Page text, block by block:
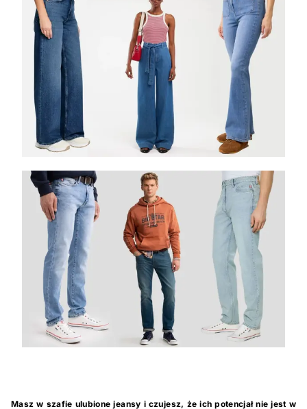
Masz w szafie ulubione jeansy i czujesz, że ich potencjał nie jest w